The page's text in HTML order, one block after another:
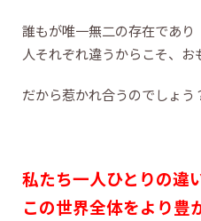
誰もが唯一無二の存在であり
人それぞれ違うからこそ、お
だから惹かれ合うのでしょう
私たち一人ひとりの違
この世界全体をより豊